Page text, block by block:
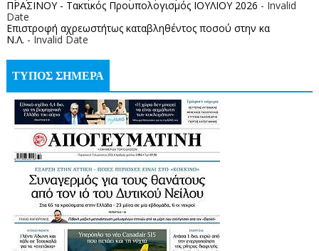
ΠΡΑΣΙΝΟΥ - Τακτικός Προυπολογισμός ΙΟΥΛΙΟΥ 2026 - Invalid
Date
Επιστροφή αχρεωστήτως καταβληθέντος ποσoύ στην κα
Ν.Λ. - Invalid Date
ΤΥΠΟΣ ΣΗΜΕΡΑ